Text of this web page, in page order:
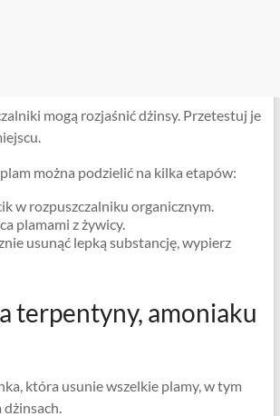
mogą rozjaśnić dżinsy. Przetestuj je
można podzielić na kilka etapów:
w rozpuszczalniku organicznym.
plamami z żywicy.
usunąć lepką substancję, wypierz
terpentyny, amoniaku
która usunie wszelkie plamy, w tym
dżinsach.